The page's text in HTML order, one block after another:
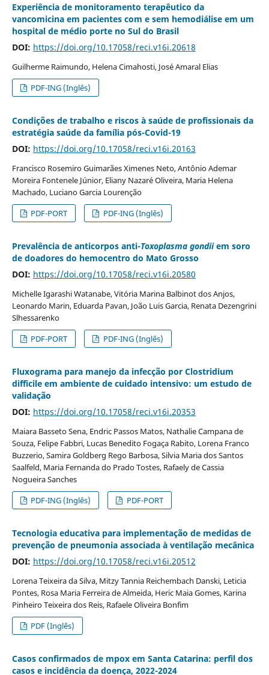
Experiência de monitoramento terapêutico da
vancomicina em pacientes com e sem hemodiálise em um
hospital de médio porte no Sul do Brasil
DOI: https://doi.org/10.17058/reci.v16i.20618
Guilherme Raimundo, Helena Cimahosti, José Amaral Elias
PDF-ING (Inglês)
Condições de trabalho e riscos à saúde de profissionais da
estratégia saúde da família pós-Covid-19
DOI: https://doi.org/10.17058/reci.v16i.20163
Francisco Rosemiro Guimarães Ximenes Neto, Antônio Ademar
Moreira Fontenele Júnior, Eliany Nazaré Oliveira, Maria Helena
Machado, Luciano Garcia Lourenção
PDF-PORT
PDF-ING (Inglês)
Prevalência de anticorpos anti-Toxoplasma gondiiem soro
de doadores do hemocentro do Mato Grosso
DOI: https://doi.org/10.17058/reci.v16i.20580
Michelle Igarashi Watanabe, Vitória Marina Balbinot dos Anjos,
Leonardo Marin, Eduarda Pavan, João Luis Garcia, Renata Dezengrini
Slhessarenko
PDF-PORT
PDF-ING (Inglês)
Fluxograma para manejo da infecção por Clostridium
difficile em ambiente de cuidado intensivo: um estudo de
validação
DOI: https://doi.org/10.17058/reci.v16i.20353
Maiara Basseto Sena, Endric Passos Matos, Nathalie Campana de
Souza, Felipe Fabbri, Lucas Benedito Fogaça Rabito, Lorena Franco
Buzzerio, Samira Goldberg Rego Barbosa, Silvia Maria dos Santos
Saalfeld, Maria Fernanda do Prado Tostes, Rafaely de Cassia
Nogueira Sanches
PDF-ING (Inglês)
PDF-PORT
Tecnologia educativa para implementação de medidas de
prevenção de pneumonia associada à ventilação mecânica
DOI: https://doi.org/10.17058/reci.v16i.20512
Lorena Teixeira da Silva, Mitzy Tannia Reichembach Danski, Leticia
Pontes, Rosa Maria Ferreira de Almeida, Heric Maia Gomes, Karina
Pinheiro Teixeira dos Reis, Rafaele Oliveira Bonfim
PDF (Inglês)
Casos confirmados de mpox em Santa Catarina: perfil dos
casos e incidência da doença, 2022-2024